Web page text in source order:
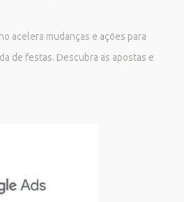
acelera mudanças e ações para
de festas. Descubra as apostas e